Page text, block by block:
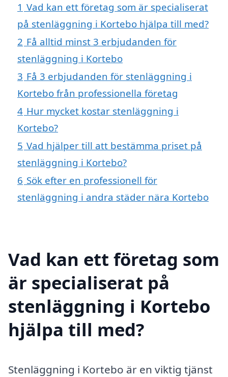
1 Vad kan ett företag som är specialiserat
på stenläggning i Kortebo hjälpa till med?
2 Få alltid minst 3 erbjudanden för
stenläggning i Kortebo
3 Få 3 erbjudanden för stenläggning i
Kortebo från professionella företag
4 Hur mycket kostar stenläggning i
Kortebo?
5 Vad hjälper till att bestämma priset på
stenläggning i Kortebo?
6 Sök efter en professionell för
stenläggning i andra städer nära Kortebo
Vad kan ett företag som
är specialiserat på
stenläggning i Kortebo
hjälpa till med?
Stenläggning i Kortebo är en viktig tjänst